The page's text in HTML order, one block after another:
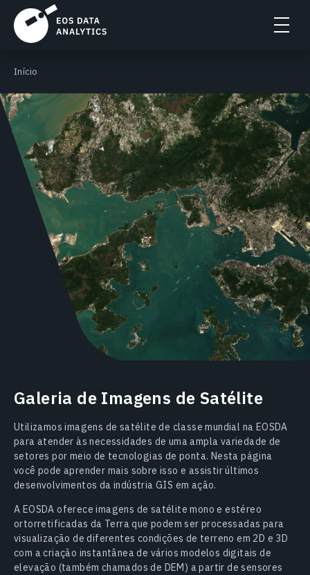
Início
Galeria de Imagens de Satélite
Utilizamos imagens de satélite de classe mundial na EOSDA
para atender às necessidades de uma ampla variedade de
setores por meio de tecnologias de ponta. Nesta página
você pode aprender mais sobre isso e assistir últimos
desenvolvimentos da indústria GIS em ação.
A EOSDA oferece imagens de satélite mono e estéreo
ortorretificadas da Terra que podem ser processadas para
visualização de diferentes condições de terreno em 2D e 3D
com a criação instantânea de vários modelos digitais de
elevação (também chamados de DEM) a partir de sensores